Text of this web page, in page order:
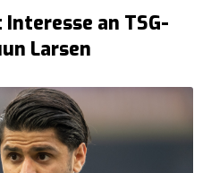
an TSG-
Larsen